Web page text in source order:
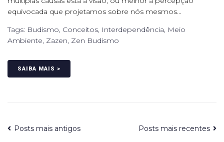
equivocada que projetamos sobre nós mesmos...
Tags: Budismo, Conceitos, Interdependência, Meio
Ambiente, Zazen, Zen Budismo
SAIBA MAIS >
Posts mais antigos Posts mais recentes